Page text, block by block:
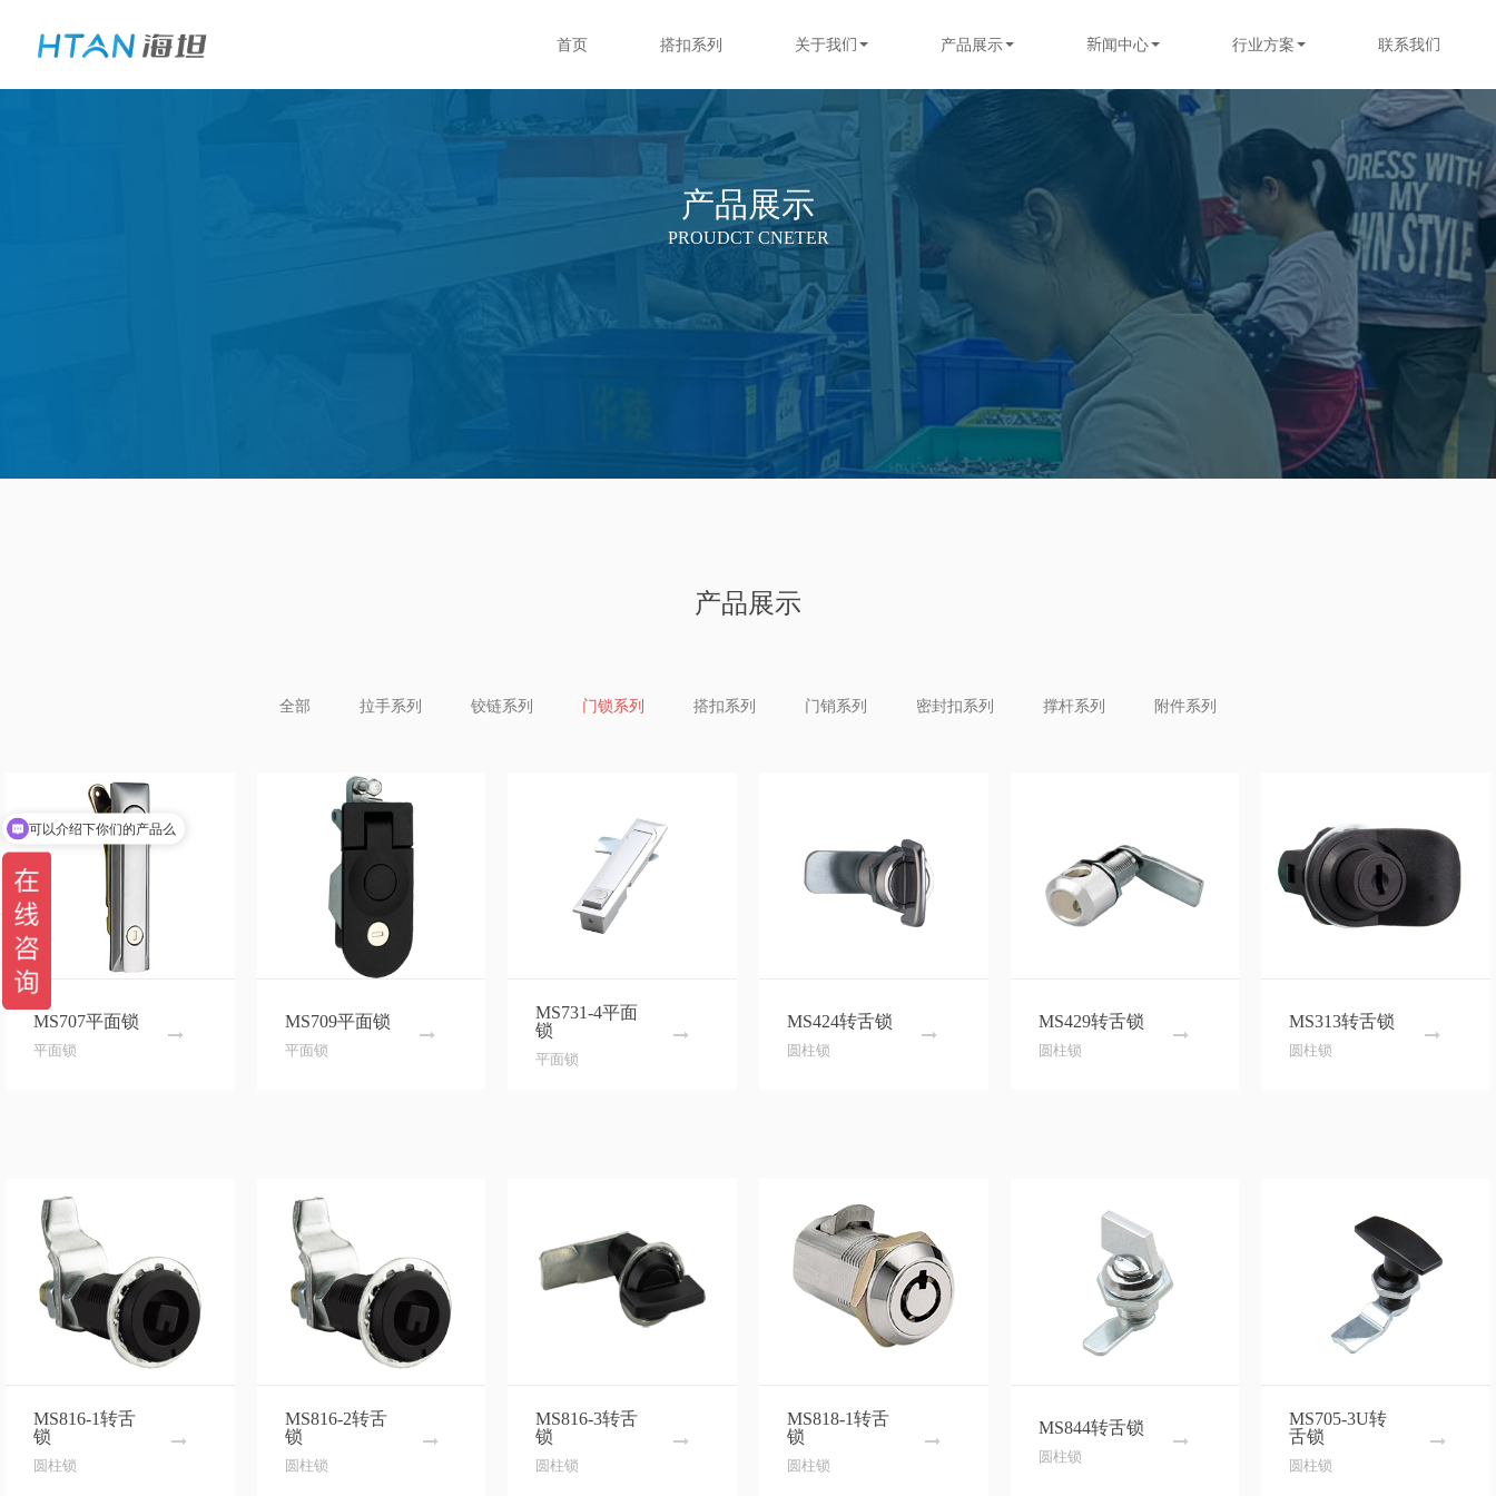
首页 搭扣系列 关于我们 产品展示 新闻中心 行业方案 联系我们
产品展示
PROUDCT CNETER
产品展示
全部 拉手系列 铰链系列 门锁系列 搭扣系列 门销系列 密封扣系列 撑杆系列 附件系列
MS707平面锁
平面锁
MS709平面锁
平面锁
MS731-4平面
锁
平面锁
MS424转舌锁
圆柱锁
MS429转舌锁
圆柱锁
MS313转舌锁
圆柱锁
MS816-1转舌
锁
圆柱锁
MS816-2转舌
锁
圆柱锁
MS816-3转舌
锁
圆柱锁
MS818-1转舌
锁
圆柱锁
MS844转舌锁
圆柱锁
MS705-3U转
舌锁
圆柱锁
可以介绍下你们的产品么